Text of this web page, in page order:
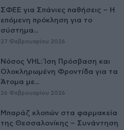
ΣΦΕΕ για Σπάνιες παθήσεις – Η
επόμενη πρόκληση για το
σύστημα...
27 Φεβρουαρίου 2026
Νόσος VHL: Ίση Πρόσβαση και
Ολοκληρωμένη Φροντίδα για τα
Άτομα με...
26 Φεβρουαρίου 2026
Μπαράζ κλοπών στα φαρμακεία
της Θεσσαλονίκης – Συνάντηση